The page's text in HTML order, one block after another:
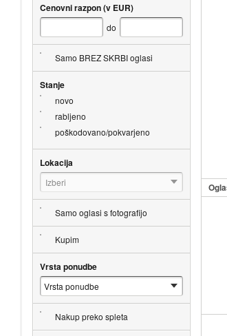
Cenovni razpon (v EUR)
do
Samo BREZ SKRBI oglasi
Stanje
novo
rabljeno
poškodovano/pokvarjeno
Lokacija
Izberi
Samo oglasi s fotografijo
Kupim
Vrsta ponudbe
Nakup preko spleta